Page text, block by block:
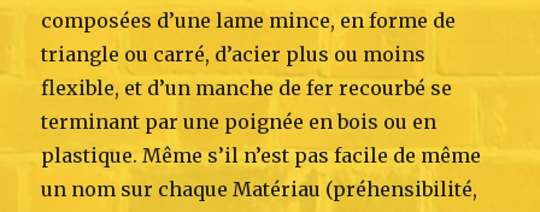
composées d’une lame mince, en forme de
triangle ou carré, d’acier plus ou moins
flexible, et d’un manche de fer recourbé se
terminant par une poignée en bois ou en
plastique. Même s’il n’est pas facile de même
un nom sur chaque Matériau (préhensibilité,